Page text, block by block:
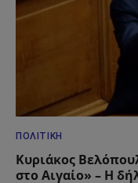
ΠΟΛΙΤΙΚΉ
Κυριάκος
στο Αιγαίο» – Η